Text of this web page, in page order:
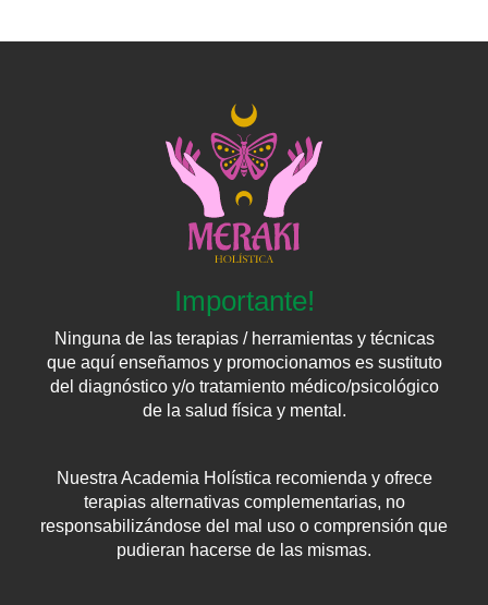
Importante!
Ninguna de las terapias / herramientas y técnicas
que aquí enseñamos y promocionamos es sustituto
del diagnóstico y/o tratamiento médico/psicológico
de la salud física y mental.
Nuestra Academia Holística recomienda y ofrece
terapias alternativas complementarias, no
responsabilizándose del mal uso o comprensión que
pudieran hacerse de las mismas.